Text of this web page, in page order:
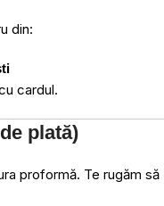
din:
cardul.
plată)
proformă. Te rugăm să